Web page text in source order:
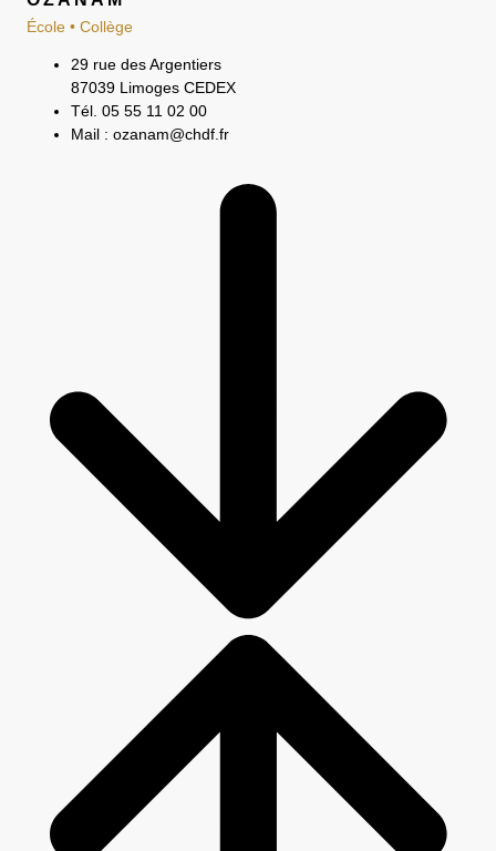
École • Collège
29 rue des Argentiers
87039 Limoges CEDEX
Tél. 05 55 11 02 00
Mail : ozanam@chdf.fr